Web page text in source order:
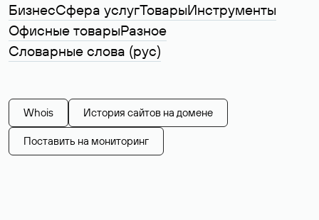
БизнесСфера услугТоварыИнструменты
Офисные товарыРазное
Словарные слова (рус)
Whois История сайтов на домене
Поставить на мониторинг